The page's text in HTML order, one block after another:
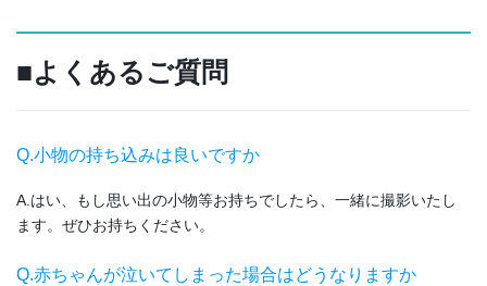
■よくあるご質問
Q.小物の持ち込みは良いですか
A.はい、もし思い出の小物等お持ちでしたら、一緒に撮影いたし
ます。ぜひお持ちください。
Q.赤ちゃんが泣いてしまった場合はどうなりますか